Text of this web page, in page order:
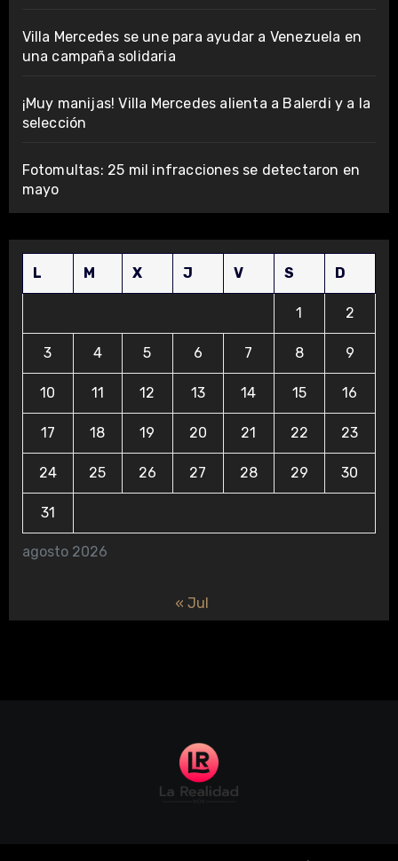
Villa Mercedes se une para ayudar a Venezuela en
una campaña solidaria
¡Muy manijas! Villa Mercedes alienta a Balerdi y a la
selección
Fotomultas: 25 mil infracciones se detectaron en
mayo
agosto 2026
L M X J V S D
1 2
3 4 5 6 7 8 9
10 11 12 13 14 15 16
17 18 19 20 21 22 23
24 25 26 27 28 29 30
31
« Jul